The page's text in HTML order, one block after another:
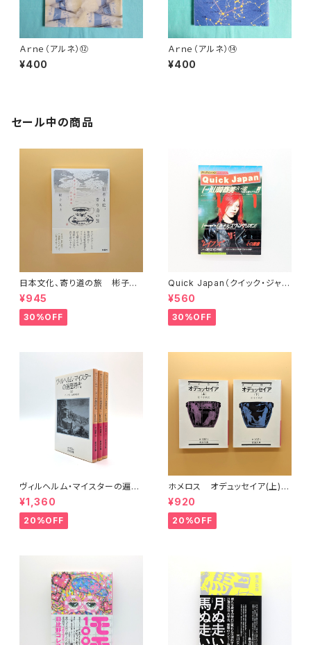
Ａｒｎｅ（アルネ）⑫
¥400
Ａｒｎｅ（アルネ）⑭
¥400
セール中の商品
日本文化、寄り道の旅 彬子女
王殿下特別講義
¥945
30%OFF
Quick Japan（クイック・ジャパ
ン）Vol.11
¥560
30%OFF
ヴィルヘルム・マイスターの遍歴
時代 (上)(中)(下)（岩波文庫）
¥1,360
20%OFF
ホメロス オデュッセイア(上)
(下) （岩波文庫）
¥920
20%OFF